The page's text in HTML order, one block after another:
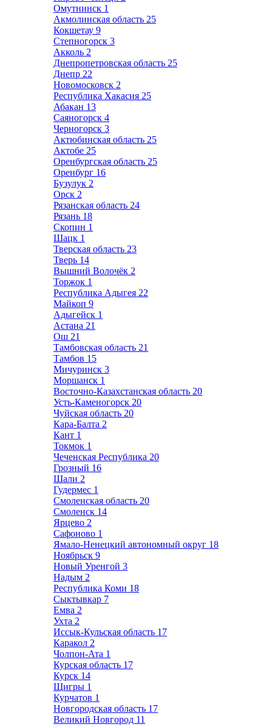
Омутнинск 1
Акмолинская область 25
Кокшетау 9
Степногорск 3
Акколь 2
Днепропетровская область 25
Днепр 22
Новомосковск 2
Республика Хакасия 25
Абакан 13
Саяногорск 4
Черногорск 3
Актюбинская область 25
Актобе 25
Оренбургская область 25
Оренбург 16
Бузулук 2
Орск 2
Рязанская область 24
Рязань 18
Скопин 1
Шацк 1
Тверская область 23
Тверь 14
Вышний Волочёк 2
Торжок 1
Республика Адыгея 22
Майкоп 9
Адыгейск 1
Астана 21
Ош 21
Тамбовская область 21
Тамбов 15
Мичуринск 3
Моршанск 1
Восточно-Казахстанская область 20
Усть-Каменогорск 20
Чуйская область 20
Кара-Балта 2
Кант 1
Токмок 1
Чеченская Республика 20
Грозный 16
Шали 2
Гудермес 1
Смоленская область 20
Смоленск 14
Ярцево 2
Сафоново 1
Ямало-Ненецкий автономный округ 18
Ноябрьск 9
Новый Уренгой 3
Надым 2
Республика Коми 18
Сыктывкар 7
Емва 2
Ухта 2
Иссык-Кульская область 17
Каракол 2
Чолпон-Ата 1
Курская область 17
Курск 14
Щигры 1
Курчатов 1
Новгородская область 17
Великий Новгород 11